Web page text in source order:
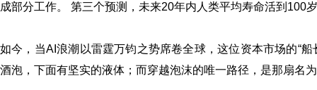
成部分工作。 第三个预测，未来20年内人类平均寿命活到100
如今，当AI浪潮以雷霆万钧之势席卷全球，这位资本市场的“
酒泡，下面有坚实的液体；而穿越泡沫的唯一路径，是那扇名为